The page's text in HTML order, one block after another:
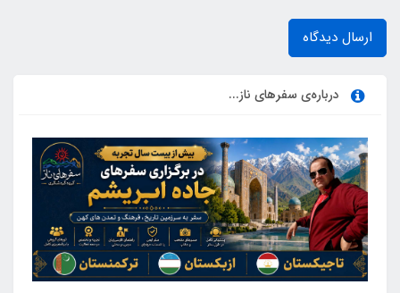
ارسال دیدگاه
درباره‌ی سفرهای ناز...